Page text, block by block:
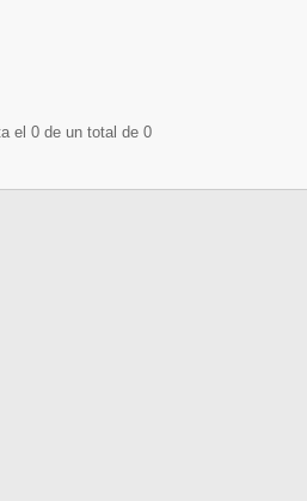
el 0 de un total de 0